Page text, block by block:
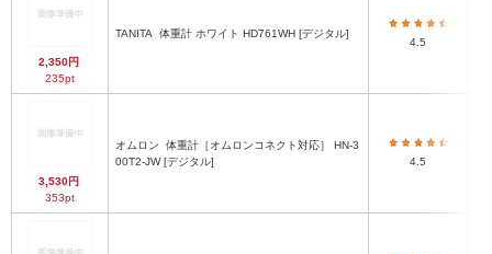
2,350円
235pt
TANITA 体重計 ホワイト HD761WH [デジタル]
4.5
3,530円
353pt
オムロン
00T2-JW [デジタル]
4.5